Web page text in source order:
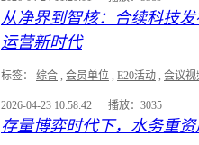
从净界到智核：合续科技
运营新时代
标签： 综合 , 会员单位 , E20活动 , 会议视
2026-04-23 10:58:42 播放：3035
存量博弈时代下，水务重